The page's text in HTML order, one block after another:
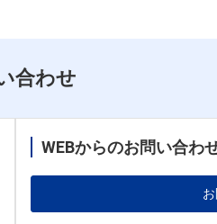
合わせ
WEBからのお問い合わ